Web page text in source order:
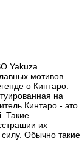
Yakuza.
мотивов
о Кинтаро.
на
Кинтаро - это
Такие
их
Обычно такие